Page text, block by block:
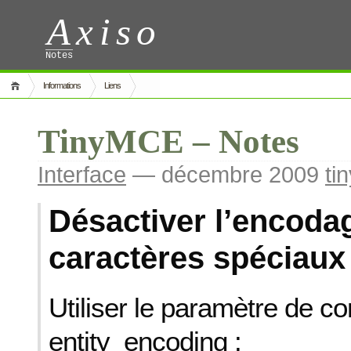
Axiso
Notes
Informations Liens
TinyMCE – Notes
Interface — décembre 2009
Désactiver
caractères spéciaux
Utiliser le paramètre de
entity_encoding :